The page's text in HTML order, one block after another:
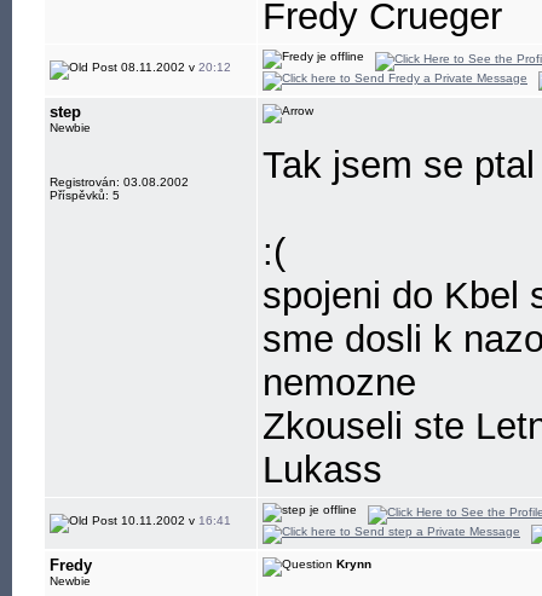
Fredy Crueger
08.11.2002 v 20:12
step
Newbie
Registrován: 03.08.2002
Příspěvků: 5
Tak jsem se
:(
spojeni do Kbel
sme dosli k
nemozne
Zkouseli ste
Lukass
10.11.2002 v 16:41
Fredy
Newbie
Krynn